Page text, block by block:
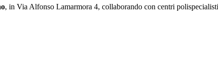
, in Via Alfonso Lamarmora 4, collaborando con centri